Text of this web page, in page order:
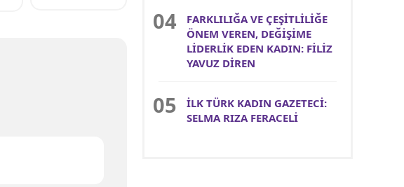
FARKLILIĞA VE ÇEŞİTLİLİĞE
ÖNEM VEREN, DEĞİŞİME
LİDERLİK EDEN KADIN: FİLİZ
YAVUZ DİREN
İLK TÜRK KADIN GAZETECİ:
SELMA RIZA FERACELİ